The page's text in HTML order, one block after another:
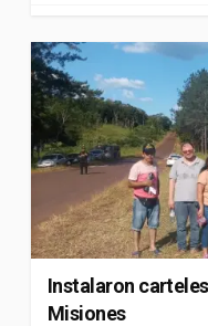
Instalaron
Misiones